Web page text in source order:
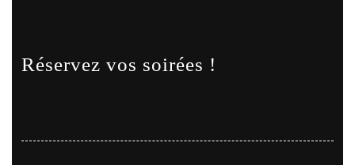
Réservez vos soirées !